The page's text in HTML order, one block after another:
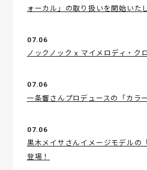
ォーカル」の取り扱いを開始いた
07.06
ノックノック x マイメロディ・ク
07.06
一条響さんプロデュースの「カラ
07.06
黒木メイサさんイメージモデルの
登場！